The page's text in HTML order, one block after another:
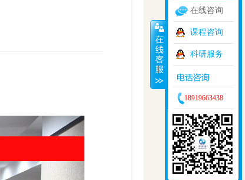
在线咨询
课程咨询
科研服务
18919663438